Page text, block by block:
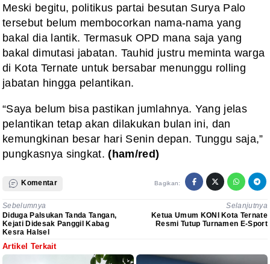
Meski begitu, politikus partai besutan Surya Palo
tersebut belum membocorkan nama-nama yang
bakal dia lantik. Termasuk OPD mana saja yang
bakal dimutasi jabatan. Tauhid justru meminta warga
di Kota Ternate untuk bersabar menunggu rolling
jabatan hingga pelantikan.
“Saya belum bisa pastikan jumlahnya. Yang jelas
pelantikan tetap akan dilakukan bulan ini, dan
kemungkinan besar hari Senin depan. Tunggu saja,”
pungkasnya singkat.(ham/red)
Komentar Bagikan:
Sebelumnya
Diduga Palsukan Tanda Tangan,
Kejati Didesak Panggil Kabag
Kesra Halsel
Selanjutnya
Ketua Umum KONI Kota Ternate
Resmi Tutup Turnamen E-Sport
Artikel Terkait